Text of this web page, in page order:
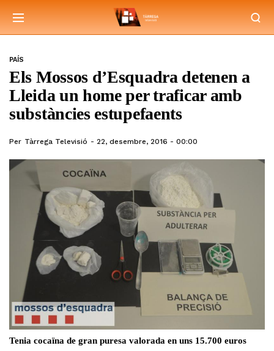
PAÍS
Els Mossos d’Esquadra detenen a
Lleida un home per traficar amb
substàncies estupefaents
Per Tàrrega Televisió 22, desembre, 2016 - 00:00
Tenia cocaïna de gran puresa valorada en uns 15.700 euros